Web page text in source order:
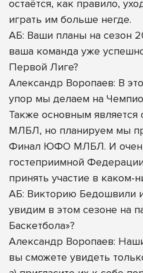
остаётся, как правило,
играть им больше негде.
АБ: Ваши планы на сезон
ваша команда уже
Первой Лиге?
Александр Воропаев: В
упор мы делаем на
Также основным
МЛБЛ, но планируем мы
Финал ЮФО МЛБЛ. И
гостеприимной
принять участие в каком-
АБ: Викторию Бедошвили
увидим в этом сезоне на
Баскетбола»?
Александр Воропаев:
вы сможете увидеть